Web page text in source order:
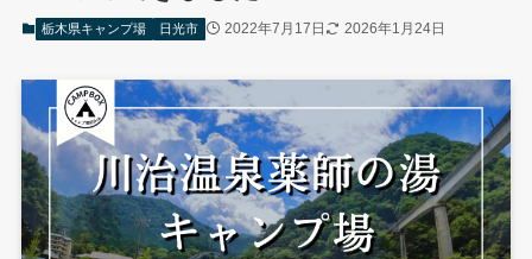
栃木県キャンプ場 日光市 2022年7月17日 2026年1月24日